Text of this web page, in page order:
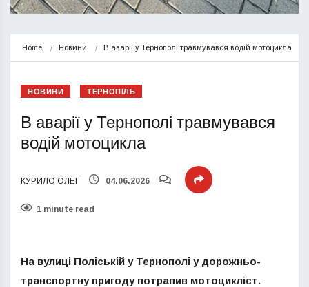
Home Новини В аварії у Тернополі травмувався водій мотоцикла
НОВИНИ ТЕРНОПІЛЬ
В аварії у Тернополі травмувався
водій мотоцикла
КУРИЛО ОЛЕГ 04.06.2026
1 minute read
На вулиці Поліській у Тернополі у дорожньо-
транспортну пригоду потрапив мотоцикліст.